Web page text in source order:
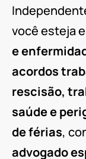
você esteja
e
acordos
rescisão,
saúde e
de férias,
advogado